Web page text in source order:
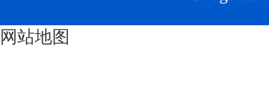
网站地图